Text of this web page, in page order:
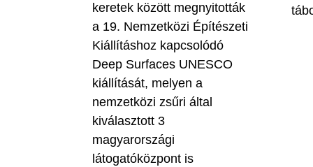
keretek között megnyitották
a 19. Nemzetközi Építészeti
Kiállításhoz kapcsolódó
Deep Surfaces UNESCO
kiállítását, melyen a
nemzetközi zsűri által
kiválasztott 3
magyarországi
látogatóközpont is